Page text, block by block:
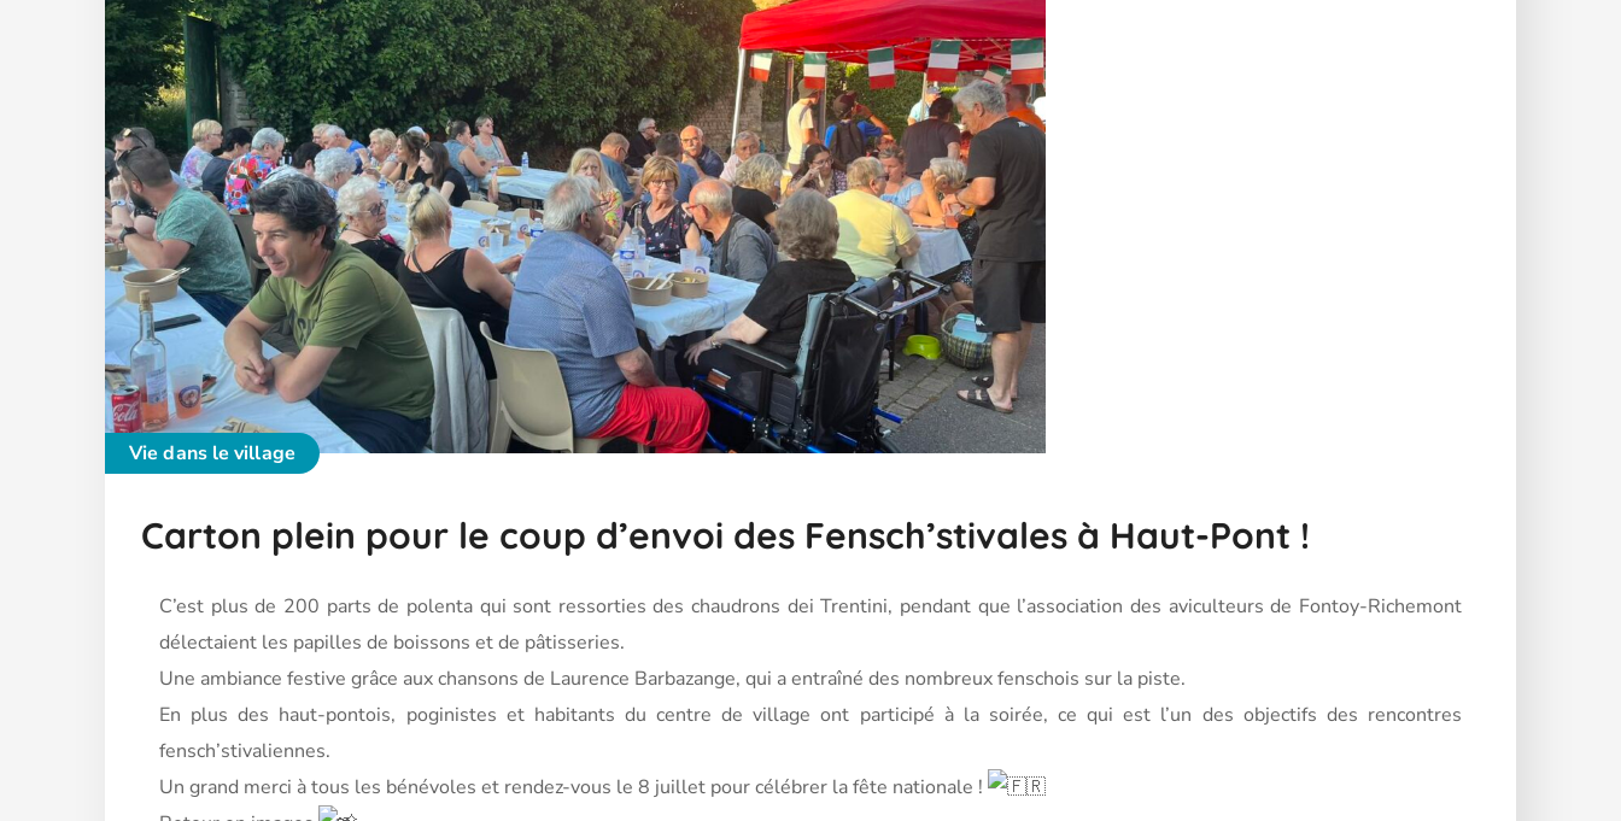
Vie dans le village
Carton plein pour le coup d’envoi des Fensch’stivales à Haut-Pont !
C’est plus de 200 parts de polenta qui sont ressorties des chaudrons dei Trentini, pendant que l’association des aviculteurs de Fontoy-Richemont
délectaient les papilles de boissons et de pâtisseries.
Une ambiance festive grâce aux chansons de Laurence Barbazange, qui a entraîné des nombreux fenschois sur la piste.
En plus des haut-pontois, poginistes et habitants du centre de village ont participé à la soirée, ce qui est l’un des objectifs des rencontres
fensch’stivaliennes.
Un grand merci à tous les bénévoles et rendez-vous le 8 juillet pour célébrer la fête nationale !